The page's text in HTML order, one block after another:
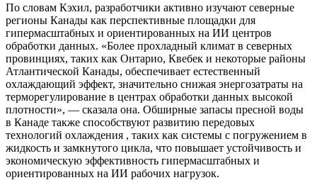
По словам Кэхил, разработчики активно изучают северные
регионы Канады как перспективные площадки для
гипермасштабных и ориентированных на ИИ центров
обработки данных. «Более прохладный климат в северных
провинциях, таких как Онтарио, Квебек и некоторые районы
Атлантической Канады, обеспечивает естественный
охлаждающий эффект, значительно снижая энергозатраты на
терморегулирование в центрах обработки данных высокой
плотности», — сказала она. Обширные запасы пресной воды
в Канаде также способствуют развитию передовых
технологий охлаждения , таких как системы с погружением в
жидкость и замкнутого цикла, что повышает устойчивость и
экономическую эффективность гипермасштабных и
ориентированных на ИИ рабочих нагрузок.